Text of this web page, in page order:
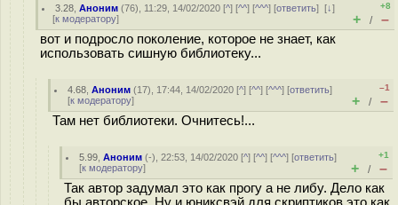
3.28 ,Аноним (76), 11:29, 14/02/2020 [^] [^^] [^^^] [ответить][↓]
[к модератору]
+8
+ / –
вот и подросло поколение, которое не знает, как
использовать сишную библиотеку...
4.68 ,Аноним (17), 17:44, 14/02/2020 [^] [^^] [^^^] [ответить]
[к модератору]
–1
+ / –
Там нет библиотеки. Очнитесь!...
5.99 ,Аноним (-), 22:53, 14/02/2020 [^] [^^] [^^^] [ответить]
[к модератору]
+1
+ / –
Так автор задумал это как прогу а не либу. Дело как